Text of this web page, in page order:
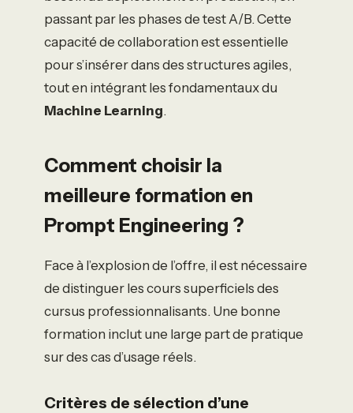
passant par les phases de test A/B. Cette
capacité de collaboration est essentielle
pour s’insérer dans des structures agiles,
tout en intégrant les fondamentaux du
Machine Learning.
Comment choisir la
meilleure formation en
Prompt Engineering ?
Face à l’explosion de l’offre, il est nécessaire
de distinguer les cours superficiels des
cursus professionnalisants. Une bonne
formation inclut une large part de pratique
sur des cas d’usage réels.
Critères de sélection d’une